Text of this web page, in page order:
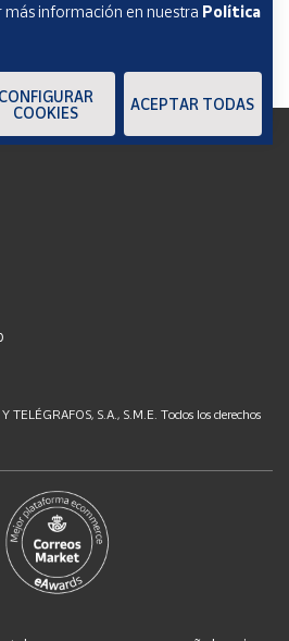
TELÉGRAFOS, S.A., S.M.E. Todos los derechos
más información en nuestra Política
CONFIGURAR
COOKIES
ACEPTAR TODAS